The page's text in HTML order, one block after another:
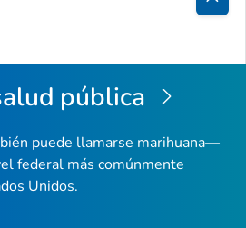
la
pública
puede llamarse marihuana—
federal más comúnmente
Unidos.